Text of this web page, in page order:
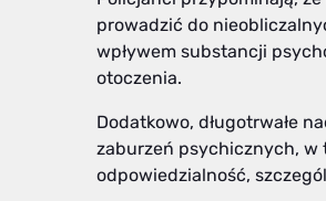
prowadzić do
wpływem substancji
otoczenia.
Dodatkowo, długotrwałe
zaburzeń psychicznych, w
odpowiedzialność,